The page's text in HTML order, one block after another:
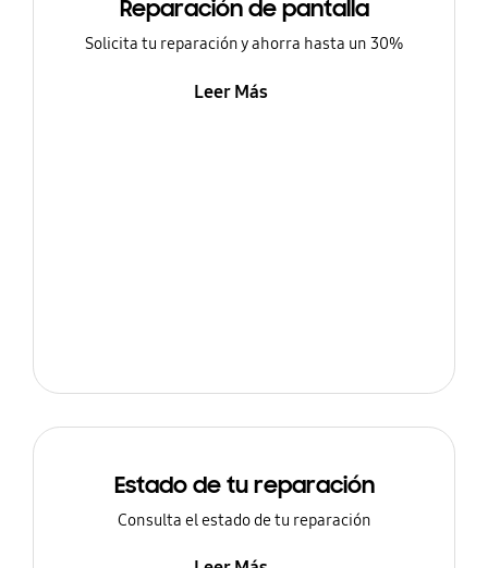
Reparación de pantalla
Solicita tu reparación y ahorra hasta un 30%
Leer Más
Estado de tu reparación
Consulta el estado de tu reparación